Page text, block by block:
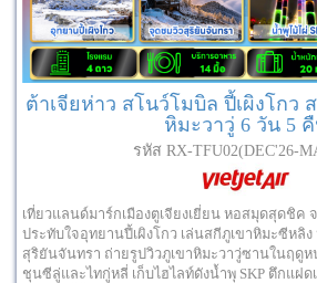
ต้าเจียห่าว สโนว์โมบิล ปี้เผิงโกว
หิมะวาวู่ 6 วัน 5
รหัส RX-TFU02(DEC'26-
เที่ยวแลนด์มาร์กเมืองตูเจียงเยี่ยน หอสมุดสุดชิค
ประทับใจอุทยานปี้เผิงโกว เล่นสกีภูเขาหิมะซีหลิ
สุริยันจันทรา ถ่ายรูปวิวภูเขาหิมะวาวู่ซานในฤดูห
ชุนซีลู่และไทกู่หลี่ เก็บไฮไลท์ดังน้ำพุ SKP ตึกแฝ